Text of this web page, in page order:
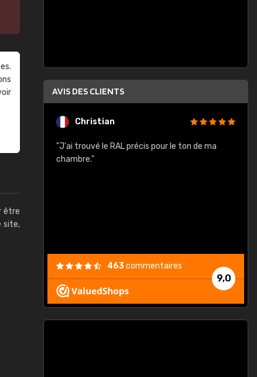
être
site,
AVIS DES CLIENTS
Christian
"J'ai trouvé le RAL précis pour le ton de ma
chambre."
9,0
463commentaires